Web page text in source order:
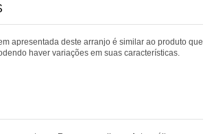
apresentada deste arranjo é similar ao produto que
haver variações em suas características.